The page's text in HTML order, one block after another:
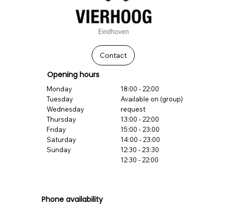
Opening hours
Monday
Tuesday
Wednesday
Thursday
Friday
Saturday
Sunday
18:00 - 22:00
Available on (group)
request
13:00 - 22:00
15:00 - 23:00
14:00 - 23:00
12:30 - 23:30
12:30 - 22:00
Phone availability
Contact